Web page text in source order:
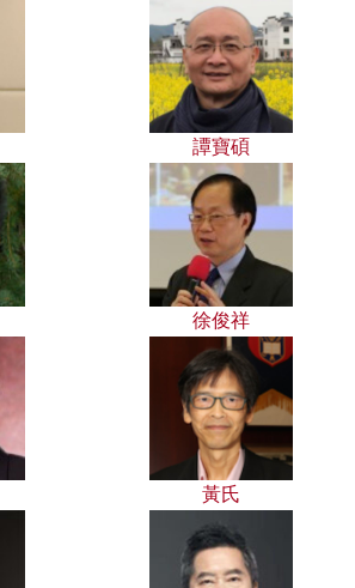
譚寶碩
徐俊祥
黃氏